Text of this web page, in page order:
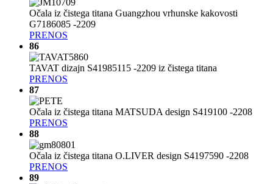
Očala iz čistega titana Guangzhou vrhunske kakovosti
G7186085 -2209
PRENOS
86
TAVAT dizajn S41985115 -2209 iz čistega titana
PRENOS
87
Očala iz čistega titana MATSUDA design S419100 -2208
PRENOS
88
Očala iz čistega titana O.LIVER design S4197590 -2208
PRENOS
89